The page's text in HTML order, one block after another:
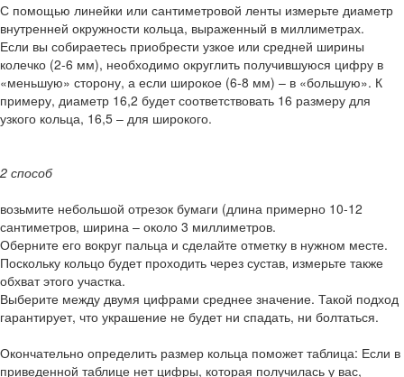
С помощью линейки или сантиметровой ленты измерьте диаметр
внутренней окружности кольца, выраженный в миллиметрах.
Если вы собираетесь приобрести узкое или средней ширины
колечко (2-6 мм), необходимо округлить получившуюся цифру в
«меньшую» сторону, а если широкое (6-8 мм) – в «большую». К
примеру, диаметр 16,2 будет соответствовать 16 размеру для
узкого кольца, 16,5 – для широкого.
2 способ
возьмите небольшой отрезок бумаги (длина примерно 10-12
сантиметров, ширина – около 3 миллиметров.
Оберните его вокруг пальца и сделайте отметку в нужном месте.
Поскольку кольцо будет проходить через сустав, измерьте также
обхват этого участка.
Выберите между двумя цифрами среднее значение. Такой подход
гарантирует, что украшение не будет ни спадать, ни болтаться.
Окончательно определить размер кольца поможет таблица: Если в
приведенной таблице нет цифры, которая получилась у вас,